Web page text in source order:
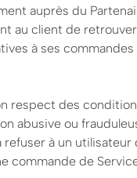
auprès du
au client de retrouver
à ses
respect des
abusive ou
à un utilisateur
commande de